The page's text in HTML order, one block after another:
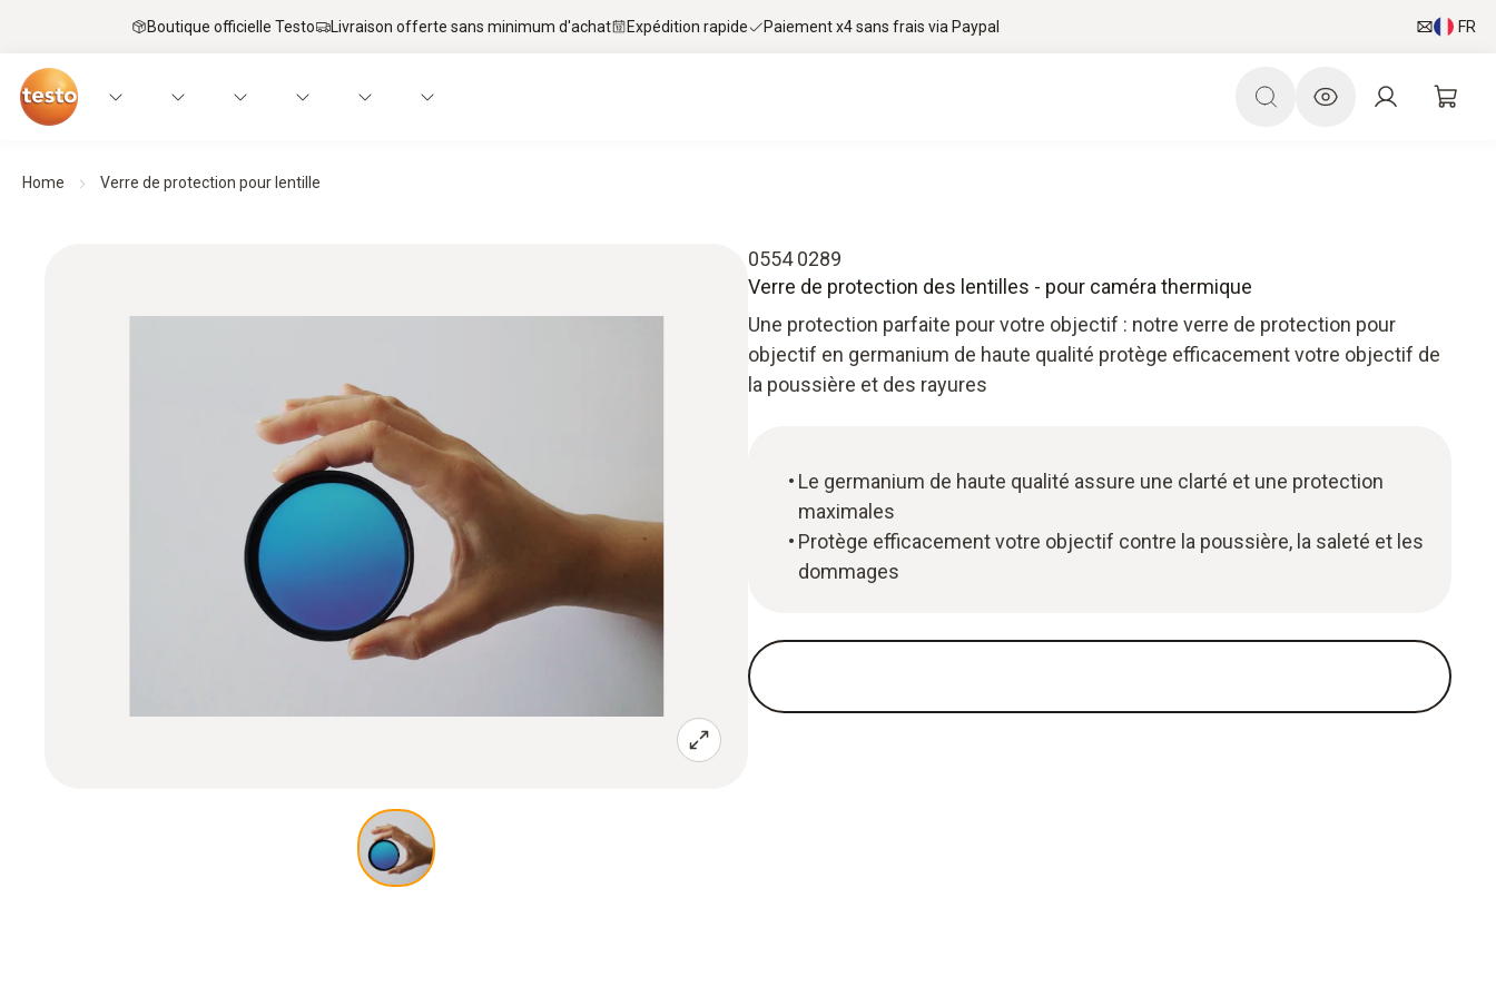
Boutique officielle Testo Livraison offerte sans minimum d'achat Expédition rapide Paiement x4 sans frais via Paypal FR
Home Verre de protection pour lentille
0554 0289
Verre de protection des lentilles - pour caméra thermique
Une protection parfaite pour votre objectif : notre verre de protection pour
objectif en germanium de haute qualité protège efficacement votre objectif de
la poussière et des rayures
Le germanium de haute qualité assure une clarté et une protection
maximales
Protège efficacement votre objectif contre la poussière, la saleté et les
dommages